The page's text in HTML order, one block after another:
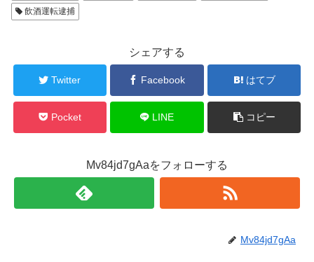
飲酒運転逮捕
シェアする
Twitter Facebook はてブ
Pocket LINE コピー
Mv84jd7gAaをフォローする
Mv84jd7gAa